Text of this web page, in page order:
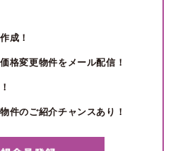
成！
格変更物件をメール配信！
件のご紹介チャンスあり！